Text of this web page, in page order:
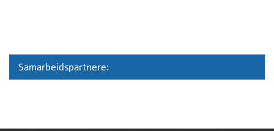
Samarbeidspartnere: